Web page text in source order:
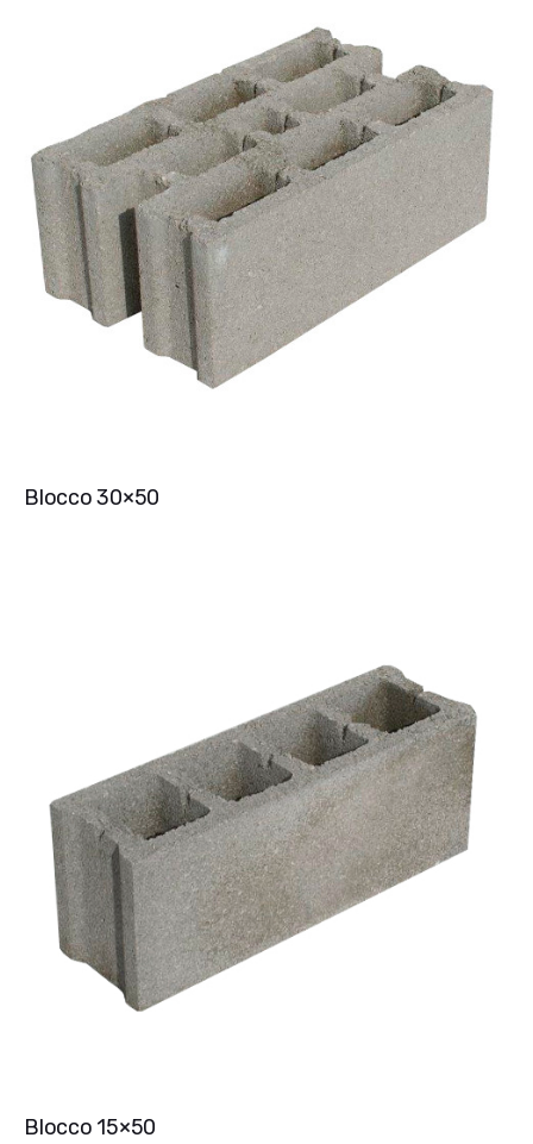
Blocco 30×50
Blocco 15×50